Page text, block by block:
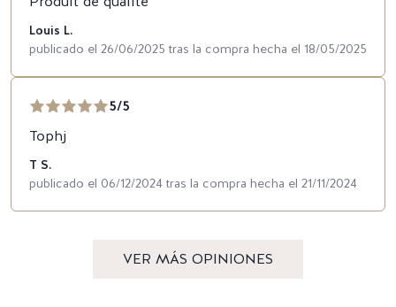
Louis L.
publicado el 26/06/2025 tras la compra hecha el 18/05/2025
5/5
Tophj
T S.
publicado el 06/12/2024 tras la compra hecha el 21/11/2024
VER MÁS OPINIONES